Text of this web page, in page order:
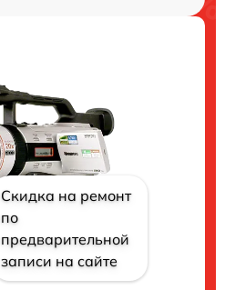
Скидка на ремонт
по
предварительной
записи на сайте